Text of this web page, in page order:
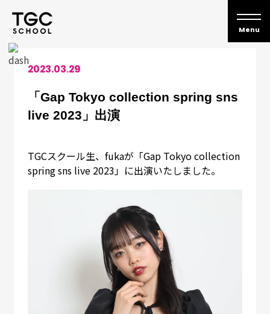
Menu
About TGC SHOOL
TGC SCHOOLとは
CURRICULUM
スクールカリキュラム
ACHIEVEMENTS
content
2023.03.29
「Gap Tokyo collection spring sns
live 2023」出演
TGCスクール生、fukaが「Gap Tokyo collection
spring sns live 2023」に出演いたしました。